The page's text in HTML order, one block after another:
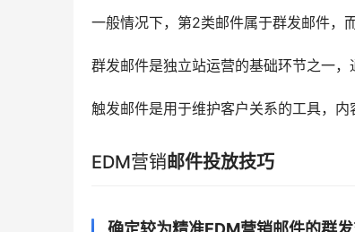
一般情况下，第2类邮件属于群发邮件，
群发邮件是独立站运营的基础环节之一，
触发邮件是用于维护客户关系的工具，内
EDM营销邮件投放技巧